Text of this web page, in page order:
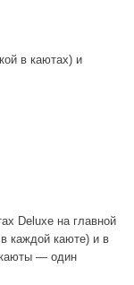
в каютах) и
Deluxe на главной
каждой каюте) и в
каюты — один